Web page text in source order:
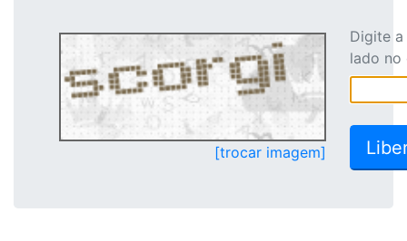
[trocar imagem]
Digite
lado no